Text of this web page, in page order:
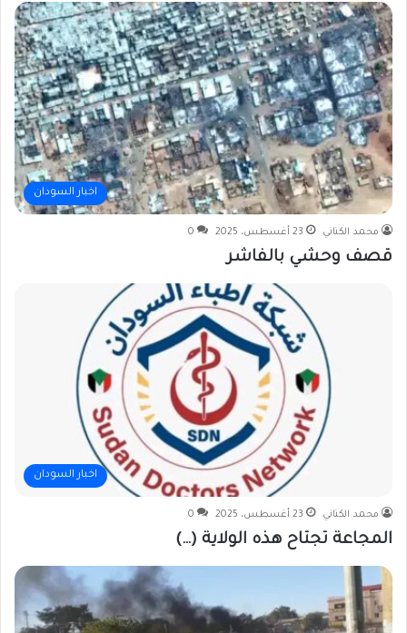
اخبار السودان
محمد الكناني 23 أغسطس، 2025 0
قصف وحشي بالفاشر
اخبار السودان
محمد الكناني 23 أغسطس، 2025 0
المجاعة تجتاح هذه الولاية (…)